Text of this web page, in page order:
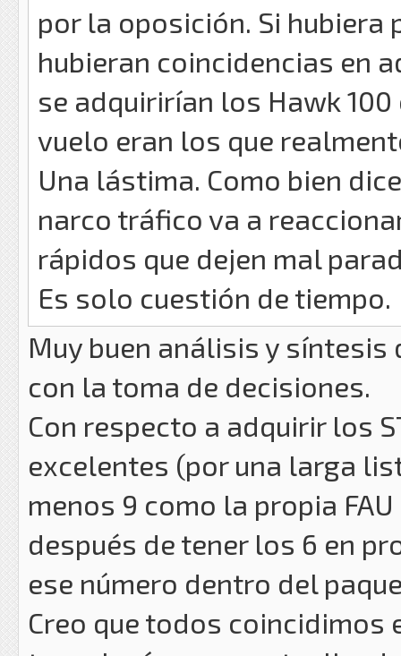
por la oposición. Si hubiera
hubieran coincidencias en
se adquirirían los Hawk
vuelo eran los que
Una lástima. Como bien
narco tráfico va a
rápidos que dejen mal
Es solo cuestión de tiempo.
Muy buen análisis y
con la toma de decisiones.
Con respecto a adquirir los
excelentes (por una larga
menos 9 como la propia
después de tener los 6 en
ese número dentro del
Creo que todos coincidimos